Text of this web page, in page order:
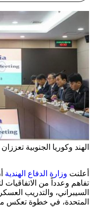
الهند وكوريا الجنوبية
أعلنت وزارة الدفاع الهندية
تفاهم وعدداً من الاتفاقيات
السيبراني، والتدريب
المتحدة، في خطوة تعكس